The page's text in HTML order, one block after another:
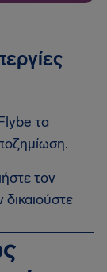
τα
τον
δικαιούστε